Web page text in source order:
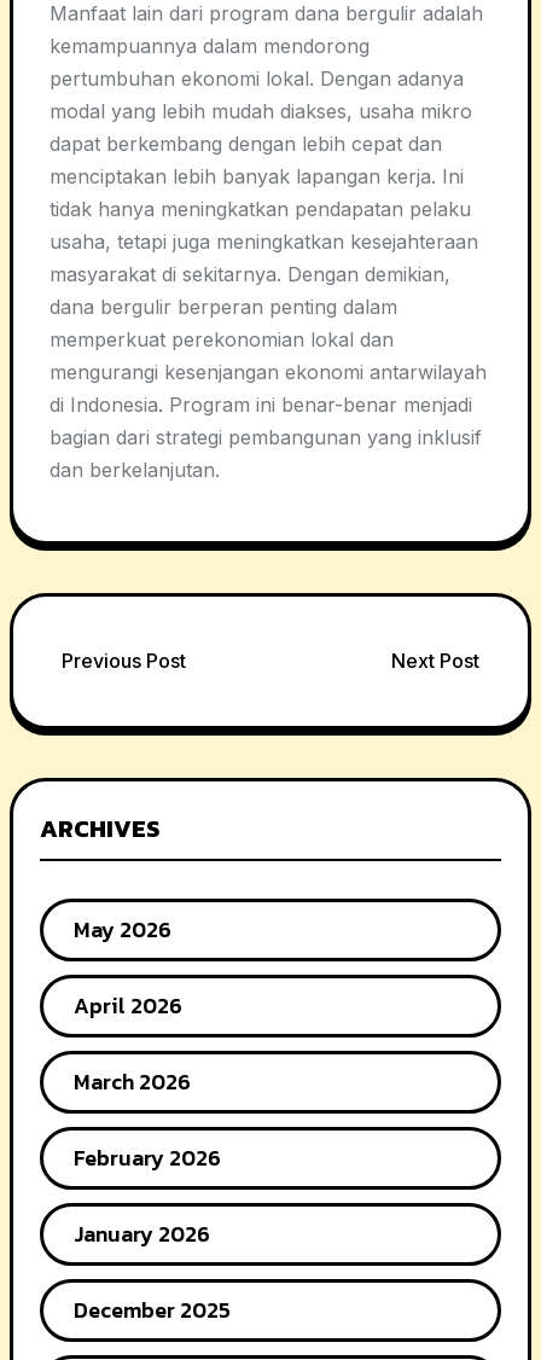
Manfaat lain dari program dana bergulir adalah
kemampuannya dalam mendorong
pertumbuhan ekonomi lokal. Dengan adanya
modal yang lebih mudah diakses, usaha mikro
dapat berkembang dengan lebih cepat dan
menciptakan lebih banyak lapangan kerja. Ini
tidak hanya meningkatkan pendapatan pelaku
usaha, tetapi juga meningkatkan kesejahteraan
masyarakat di sekitarnya. Dengan demikian,
dana bergulir berperan penting dalam
memperkuat perekonomian lokal dan
mengurangi kesenjangan ekonomi antarwilayah
di Indonesia. Program ini benar-benar menjadi
bagian dari strategi pembangunan yang inklusif
dan berkelanjutan.
Post
navigation
Previous Post Next Post
ARCHIVES
May 2026
April 2026
March 2026
February 2026
January 2026
December 2025